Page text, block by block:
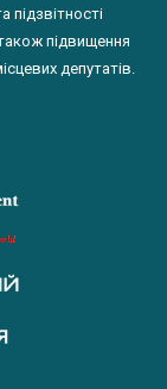
підзвітності
підвищення
депутатів.